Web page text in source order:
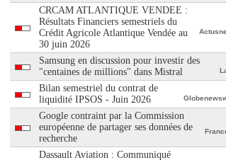
CRCAM ATLANTIQUE VENDEE :
Résultats Financiers semestriels du
Crédit Agricole Atlantique Vendée au
30 juin 2026
Samsung en discussion pour investir des
"centaines de millions" dans Mistral
Bilan semestriel du contrat de
liquidité IPSOS - Juin 2026
Google contraint par la Commission
européenne de partager ses données de
recherche
Dassault Aviation : Communiqué